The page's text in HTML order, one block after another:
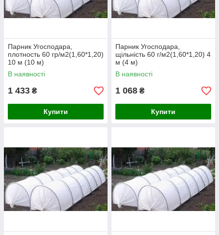
Парник Угосподара,
плотность 60 гр/м2(1,60*1,20)
10 м (10 м)
В наявності
1 433 ₴
Купити
Парник Угосподара,
щільність 60 г/м2(1,60*1,20) 4
м (4 м)
В наявності
1 068 ₴
Купити